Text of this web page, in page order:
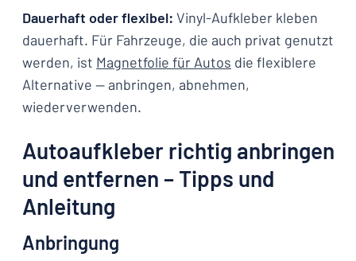
Dauerhaft oder flexibel: Vinyl-Aufkleber kleben
dauerhaft. Für Fahrzeuge, die auch privat genutzt
werden, ist Magnetfolie für Autos die flexiblere
Alternative — anbringen, abnehmen,
wiederverwenden.
Autoaufkleber richtig anbringen
und entfernen – Tipps und
Anleitung
Anbringung